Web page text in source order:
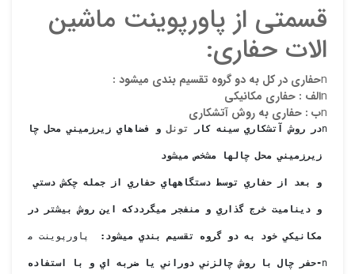
قسمتی از پاورپوینت ماشین
الات حفاری:
nحفاري در كل به دو گروه تقسيم بندي مي‏شود :
nالف : حفاري مكانيكي
nب : حفاري به روش آتشكاري
nدر روش آتشكاري سينه كار تونل و فضاهاي زيرزميني محل چالها
زيرزميني محل چالها مشخص مي‏شود
و بعد از حفاري توسط دستگاههاي حفاري از جمله چكش دستي و
و ديناميت خرج گذاري و منفجر مي‏گرددكه اين روش بيشتر در
مكانيكي خود به دو گروه تقسيم بندي مي‏شود :
پاورپوینت ماشين
n
-حفر چال با روش چالزني دوراني يا ضربه اي و با استفاده از